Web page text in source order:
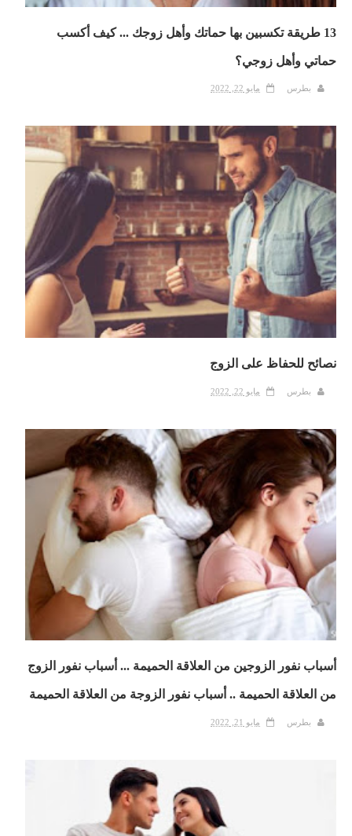
13 طريقة تكسبين بها حماتك وأهل زوجك ... كيف أكسب
حماتي وأهل زوجي؟
بطرس مايو 22, 2022
نصائح للحفاظ على الزوج
بطرس مايو 22, 2022
أسباب نفور الزوجين من العلاقة الحميمة ... أسباب نفور الزوج
من العلاقة الحميمة .. أسباب نفور الزوجة من العلاقة الحميمة
بطرس مايو 21, 2022